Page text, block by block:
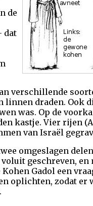
de
dat
verschillende
linnen draden. Ook
was. Op de
kastje. Vier rijen
van Israël
omgeslagen
geschreven, en
Gadol een
oplichten, zodat er